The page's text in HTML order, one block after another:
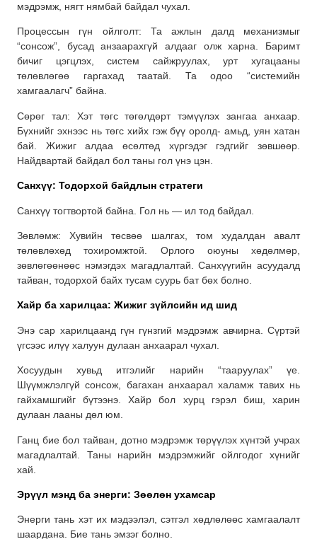
мэдрэмж, нягт нямбай байдал чухал.
Процессын гүн ойлголт: Та ажлын далд механизмыг
“сонсож”, бусад анзаарахгүй алдааг олж харна. Баримт
бичиг цэгцлэх, систем сайжруулах, урт хугацааны
төлөвлөгөө гаргахад таатай. Та одоо “системийн
хамгаалагч” байна.
Сөрөг тал: Хэт төгс төгөлдөрт тэмүүлэх зангаа анхаар.
Бүхнийг эхнээс нь төгс хийх гэж бүү оролд- амьд, уян хатан
бай. Жижиг алдаа өсөлтөд хүргэдэг гэдгийг зөвшөөр.
Найдвартай байдал бол таны гол үнэ цэн.
Санхүү: Тодорхой байдлын стратеги
Санхүү тогтвортой байна. Гол нь — ил тод байдал.
Зөвлөмж: Хувийн төсвөө шалгах, том худалдан авалт
төлөвлөхөд тохиромжтой. Орлого оюуны хөдөлмөр,
зөвлөгөөнөөс нэмэгдэх магадлалтай. Санхүүгийн асуудалд
тайван, тодорхой байх тусам суурь бат бөх болно.
Хайр ба харилцаа: Жижиг зүйлсийн ид шид
Энэ сар харилцаанд гүн гүнзгий мэдрэмж авчирна. Сүртэй
үгсээс илүү халуун дулаан анхаарал чухал.
Хосуудын хувьд итгэлийг нарийн “тааруулах” үе.
Шүүмжлэлгүй сонсож, багахан анхаарал халамж тавих нь
гайхамшгийг бүтээнэ. Хайр бол хурц гэрэл биш, харин
дулаан лааны дөл юм.
Ганц бие бол тайван, дотно мэдрэмж төрүүлэх хүнтэй учрах
магадлалтай. Таны нарийн мэдрэмжийг ойлгодог хүнийг
хай.
Эрүүл мэнд ба энерги: Зөөлөн ухамсар
Энерги тань хэт их мэдээлэл, сэтгэл хөдлөлөөс хамгаалалт
шаардана. Бие тань эмзэг болно.